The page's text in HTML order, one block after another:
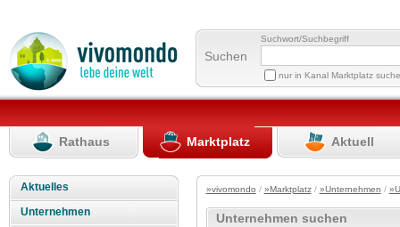
Suchen
Suchwort/Suchbegriff
nur in Kanal Marktplatz
Rathaus Marktplatz Aktuell
Aktuelles
Unternehmen
»vivomondo / »Marktplatz/ »Unternehmen /
Unternehmen suchen